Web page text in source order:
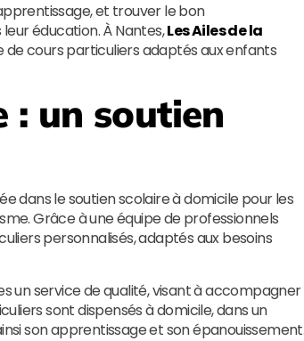
et trouver le bon
éducation. À Nantes,Les Ailes de la
cours particuliers adaptés aux enfants
: un soutien
dans le soutien scolaire à domicile pour les
Grâce à une équipe de professionnels
personnalisés, adaptés aux besoins
un service de qualité, visant à accompagner
sont dispensés à domicile, dans un
son apprentissage et son